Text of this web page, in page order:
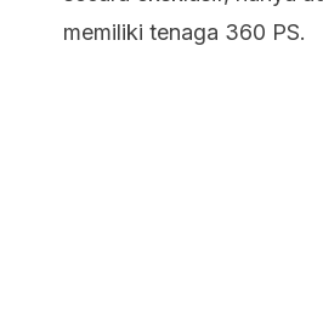
memiliki tenaga 360 PS.